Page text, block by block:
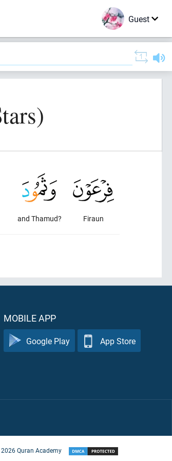
Guest
Firaun
and Thamud?
MOBILE APP
Google Play App Store
2026Quran Academy